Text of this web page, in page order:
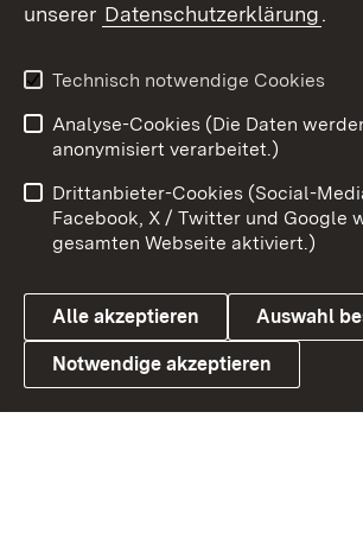
Youtube
Link zum Landesportal
Impressum
Kontakt
Barrierefreiheit
Cookies
unserer Datenschutzerklärung.
Technisch notwendige Cookies
Analyse-Cookies (Die Daten
anonymisiert verarbeitet.)
Drittanbieter-Cookies (Social-
Facebook, X / Twitter und Google
gesamten Webseite aktiviert.)
Alle akzeptieren Auswahl
Notwendige akzeptieren